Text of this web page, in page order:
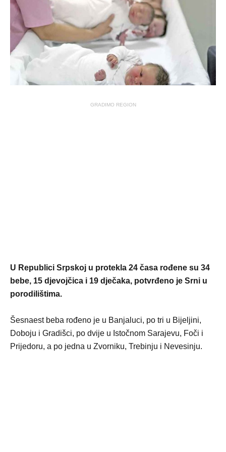
GRADIMO REGION
U Republici Srpskoj u protekla 24 časa rođene su 34
bebe, 15 djevojčica i 19 dječaka, potvrđeno je Srni u
porodilištima.
Šesnaest beba rođeno je u Banjaluci, po tri u Bijeljini,
Doboju i Gradišci, po dvije u Istočnom Sarajevu, Foči i
Prijedoru, a po jedna u Zvorniku, Trebinju i Nevesinju.